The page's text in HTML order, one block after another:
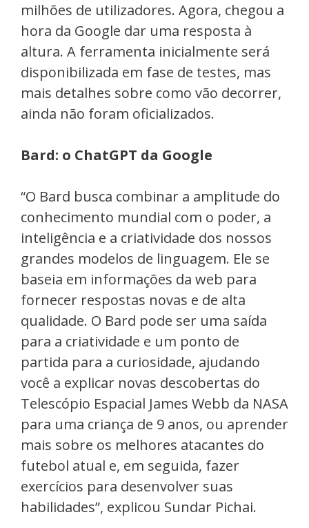
milhões de utilizadores. Agora, chegou a
hora da Google dar uma resposta à
altura. A ferramenta inicialmente será
disponibilizada em fase de testes, mas
mais detalhes sobre como vão decorrer,
ainda não foram oficializados.
Bard: o ChatGPT da Google
“O Bard busca combinar a amplitude do
conhecimento mundial com o poder, a
inteligência e a criatividade dos nossos
grandes modelos de linguagem. Ele se
baseia em informações da web para
fornecer respostas novas e de alta
qualidade. O Bard pode ser uma saída
para a criatividade e um ponto de
partida para a curiosidade, ajudando
você a explicar novas descobertas do
Telescópio Espacial James Webb da NASA
para uma criança de 9 anos, ou aprender
mais sobre os melhores atacantes do
futebol atual e, em seguida, fazer
exercícios para desenvolver suas
habilidades”, explicou Sundar Pichai.